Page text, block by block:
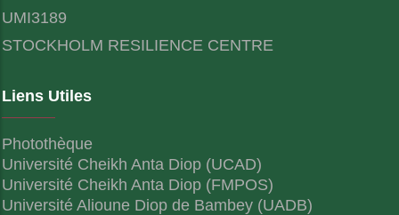
UMI3189
STOCKHOLM RESILIENCE CENTRE
Liens Utiles
Photothèque
Université Cheikh Anta Diop (UCAD)
Université Cheikh Anta Diop (FMPOS)
Université Alioune Diop de Bambey (UADB)